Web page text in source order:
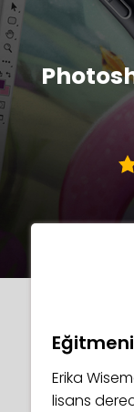
Türkçe
Erika
lisans